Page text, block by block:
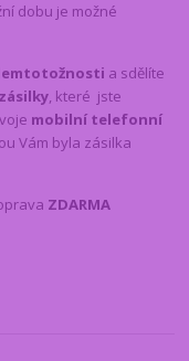
dobu je možné
totožnosti a sdělíte
, které jste
mobilní telefonní
Vám byla zásilka
ZDARMA